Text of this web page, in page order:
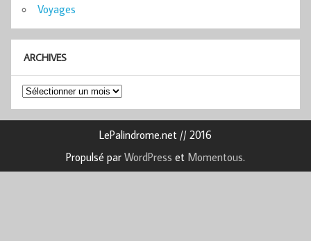
Voyages
ARCHIVES
Archives
LePalindrome.net // 2016
Propulsé par WordPress et Momentous.